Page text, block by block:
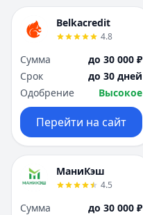
Belkacredit
4.8
Сумма
до 30 000 ₽
Срок
до 30 дней
Одобрение
Высокое
Перейти на сайт
МаниКэш
4.5
Сумма
до 30 000 ₽